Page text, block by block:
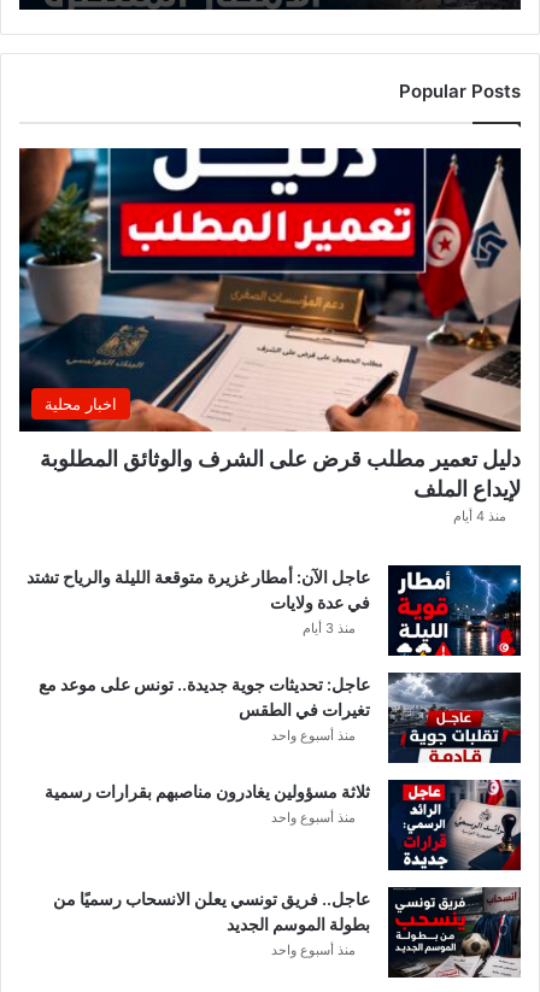
Popular Posts
اخبار محلية
دليل تعمير مطلب قرض على الشرف والوثائق المطلوبة
لإيداع الملف
منذ 4 أيام
عاجل الآن: أمطار غزيرة متوقعة الليلة والرياح تشتد
في عدة ولايات
منذ 3 أيام
عاجل: تحديثات جوية جديدة.. تونس على موعد مع
تغيرات في الطقس
منذ أسبوع واحد
ثلاثة مسؤولين يغادرون مناصبهم بقرارات رسمية
منذ أسبوع واحد
عاجل.. فريق تونسي يعلن الانسحاب رسميًا من
بطولة الموسم الجديد
منذ أسبوع واحد